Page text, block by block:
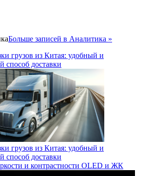
Больше записей в Аналитика »
грузов из Китая: удобный и
способ доставки
грузов из Китая: удобный и
способ доставки
и контрастности OLED и ЖК